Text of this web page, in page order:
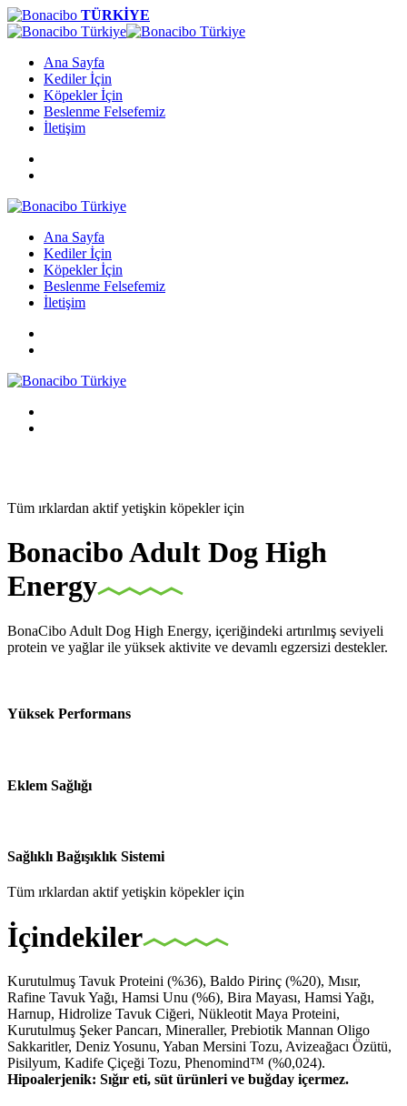
TÜRKİYE
Ana Sayfa
Kediler İçin
Köpekler İçin
Beslenme Felsefemiz
İletişim
Ana Sayfa
Kediler İçin
Köpekler İçin
Beslenme Felsefemiz
İletişim
Tüm ırklardan aktif yetişkin köpekler için
Bonacibo Adult Dog High
Energy
BonaCibo Adult Dog High Energy, içeriğindeki artırılmış seviyeli
protein ve yağlar ile yüksek aktivite ve devamlı egzersizi destekler.
Yüksek Performans
Eklem Sağlığı
Sağlıklı Bağışıklık Sistemi
Tüm ırklardan aktif yetişkin köpekler için
İçindekiler
Kurutulmuş Tavuk Proteini (%36), Baldo Pirinç (%20), Mısır,
Rafine Tavuk Yağı, Hamsi Unu (%6), Bira Mayası, Hamsi Yağı,
Harnup, Hidrolize Tavuk Ciğeri, Nükleotit Maya Proteini,
Kurutulmuş Şeker Pancarı, Mineraller, Prebiotik Mannan Oligo
Sakkaritler, Deniz Yosunu, Yaban Mersini Tozu, Avizeağacı Özütü,
Pisilyum, Kadife Çiçeği Tozu, Phenomind™ (%0,024).
Hipoalerjenik: Sığır eti, süt ürünleri ve buğday içermez.